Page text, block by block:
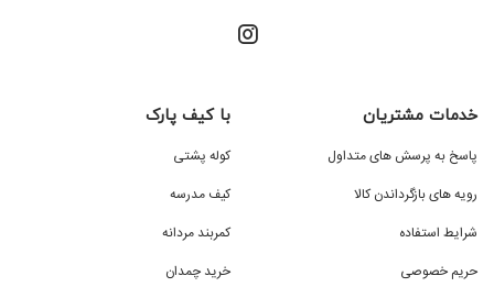
خدمات مشتریان
پاسخ به پرسش های متداول
رویه های بازگرداندن کالا
شرایط استفاده
حریم خصوصی
با کیف پارک
کوله پشتی
کیف مدرسه
کمربند مردانه
خرید چمدان